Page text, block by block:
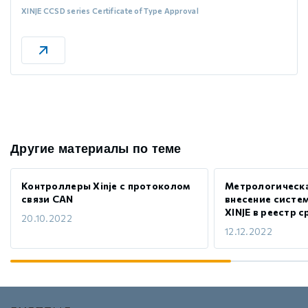
XINJE CCSD series Certificate of Type Approval
Другие материалы по теме
Контроллеры Xinje с протоколом
связи CAN
20.10.2022
внесение
XINJE в реестр
12.12.2022